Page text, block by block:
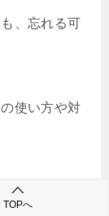
、忘れる可
使い方や対
ても反応し
TOPへ